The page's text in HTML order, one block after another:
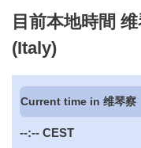
目前本地時間
(Italy)
Current time in 维琴察
--:-- CEST